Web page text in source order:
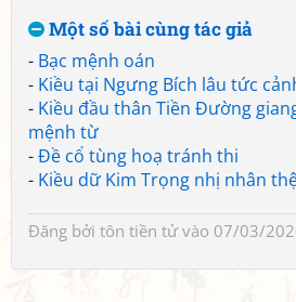
Một số bài cùng tác giả
- Bạc mệnh oán
- Kiều tại Ngưng Bích lâu tức
- Kiều đầu thân Tiền Đường
mệnh từ
-Đề cổ tùng hoạ tránh thi
- Kiều dữ Kim Trọng nhị nhân
Đăng bởi tôn tiền tửvào 07/03/